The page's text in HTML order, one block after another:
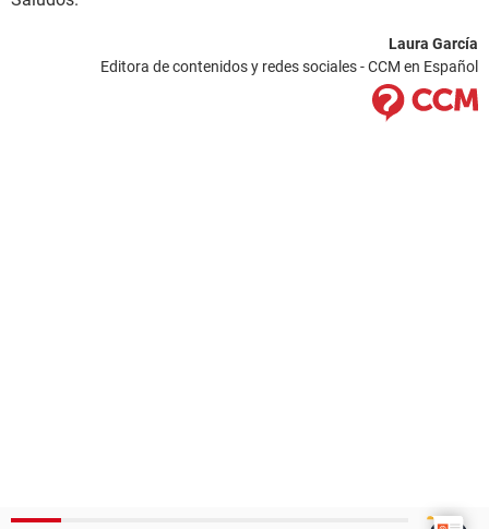
Laura García
Editora de contenidos y redes sociales - CCM en Español